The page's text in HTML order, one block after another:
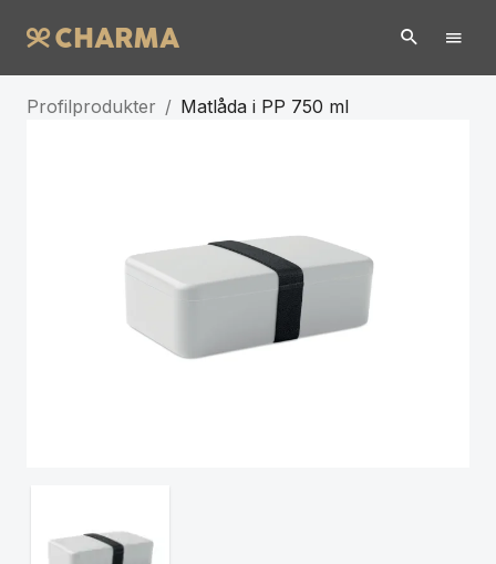
Profilprodukter / Matlåda i PP 750 ml